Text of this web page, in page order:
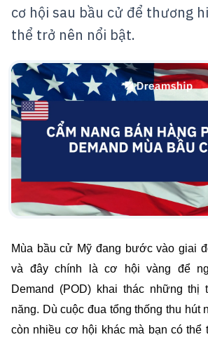
cơ hội sau bầu cử để thương
thể trở nên nổi bật.
Mùa bầu cử Mỹ đang bước vào giai
và đây chính là cơ hội vàng để
Demand (POD) khai thác những thị
năng. Dù cuộc đua tổng thống thu hút
còn nhiều cơ hội khác mà bạn có thể